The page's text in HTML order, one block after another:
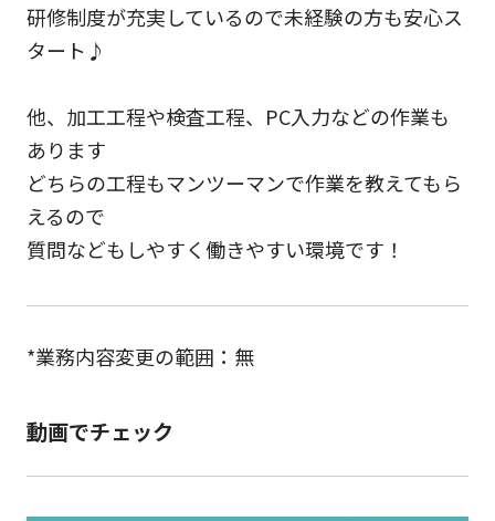
研修制度が充実しているので未経験の方も安心ス
タート♪
他、加工工程や検査工程、PC入力などの作業も
あります
どちらの工程もマンツーマンで作業を教えてもら
えるので
質問などもしやすく働きやすい環境です！
*業務内容変更の範囲：無
動画でチェック